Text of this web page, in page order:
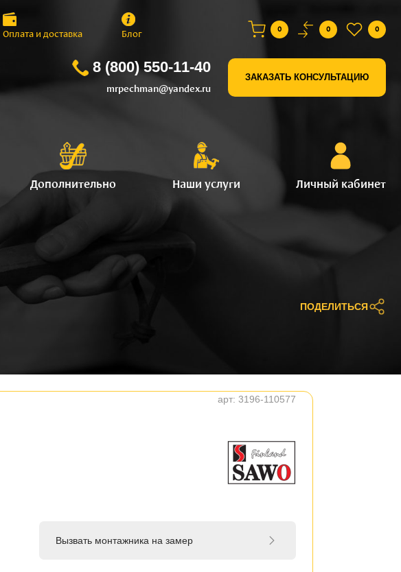
Оплата и доставка Блог 0 0 0
8 (800) 550-11-40
mrpechman@yandex.ru
ЗАКАЗАТЬ КОНСУЛЬТАЦИЮ
Дополнительно Наши услуги Личный кабинет
ПОДЕЛИТЬСЯ
арт: 3196-110577
Вызвать монтажника на замер